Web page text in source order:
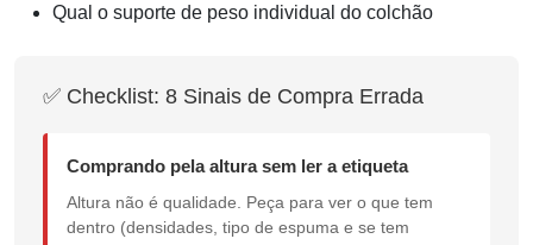
Qual o suporte de peso individual do colchão
✅ Checklist: 8 Sinais de Compra Errada
Comprando pela altura sem ler a etiqueta
Altura não é qualidade. Peça para ver o que tem
dentro (densidades, tipo de espuma e se tem